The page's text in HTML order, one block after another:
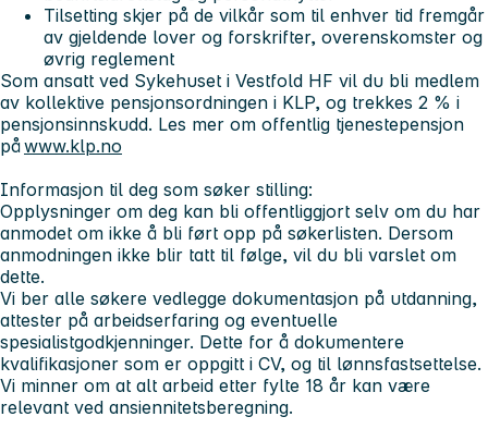
Tilsetting skjer på de vilkår som til enhver tid fremgår
av gjeldende lover og forskrifter, overenskomster og
øvrig reglement
Som ansatt ved Sykehuset i Vestfold HF vil du bli medlem
av kollektive pensjonsordningen i KLP, og trekkes 2 % i
pensjonsinnskudd. Les mer om offentlig tjenestepensjon
påwww.klp.no
Informasjon til deg som søker stilling:
Opplysninger om deg kan bli offentliggjort selv om du har
anmodet om ikke å bli ført opp på søkerlisten. Dersom
anmodningen ikke blir tatt til følge, vil du bli varslet om
dette.
Vi ber alle søkere vedlegge dokumentasjon på utdanning,
attester på arbeidserfaring og eventuelle
spesialistgodkjenninger. Dette for å dokumentere
kvalifikasjoner som er oppgitt i CV, og til lønnsfastsettelse.
Vi minner om at alt arbeid etter fylte 18 år kan være
relevant ved ansiennitetsberegning.